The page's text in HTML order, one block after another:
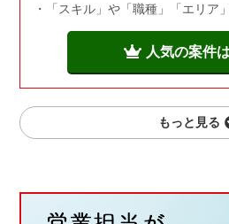
「スキル」や「職種」「エリア
人気の案件
もっと見る